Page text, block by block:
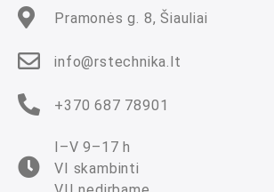
Pramonės g. 8, Šiauliai
info@rstechnika.lt
+370 687 78901
I–V 9–17 h
VI skambinti